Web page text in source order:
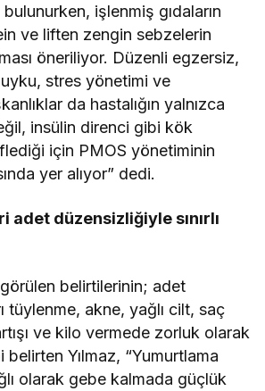
işlenmiş gıdaların
ve liften zengin sebzelerin
öneriliyor. Düzenli egzersiz,
stres yönetimi ve
da hastalığın yalnızca
insülin direnci gibi kök
için PMOS yönetiminin
yer alıyor” dedi.
adet düzensizliğiyle sınırlı
görülen belirtilerinin; adet
tüylenme, akne, yağlı cilt, saç
ve kilo vermede zorluk olarak
belirten Yılmaz, “Yumurtlama
olarak gebe kalmada güçlük